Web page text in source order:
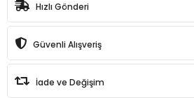
Hızlı Gönderi
Güvenli Alışveriş
İade ve Değişim